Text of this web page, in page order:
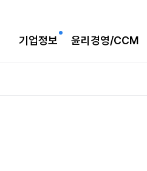
기업정보 윤리경영/CCM